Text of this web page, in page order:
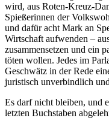
wird, aus Roten-Kreuz-
Spießerinnen der
und dafür acht Mark an
Wirtschaft aufwenden –
zusammensetzen und ein
töten wollen. Jedes im
Geschwätz in der Rede
juristisch unverbindlich
Es darf nicht bleiben, und
letzten Buchstaben